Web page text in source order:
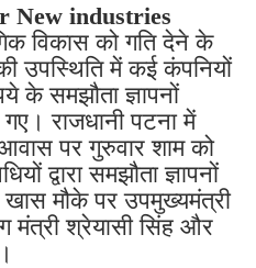
New industries
विकास को गति देने के
उपस्थिति में कई कंपनियों
के समझौता ज्ञापनों
राजधानी पटना में
पर गुरुवार शाम को
द्वारा समझौता ज्ञापनों
खास मौके पर उपमुख्यमंत्री
मंत्री श्रेयासी सिंह और